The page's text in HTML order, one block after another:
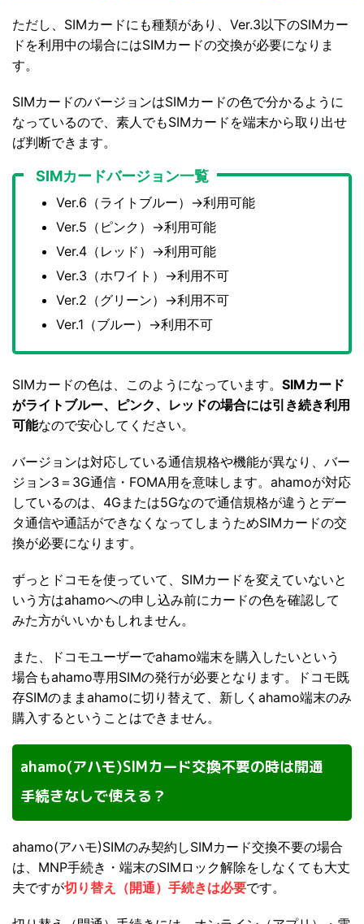
ただし、SIMカードにも種類があり、Ver.3以下のSIMカー
ドを利用中の場合にはSIMカードの交換が必要になりま
す。
SIMカードのバージョンはSIMカードの色で分かるように
なっているので、素人でもSIMカードを端末から取り出せ
ば判断できます。
SIMカードバージョン一覧
Ver.6（ライトブルー）→利用可能
Ver.5（ピンク）→利用可能
Ver.4（レッド）→利用可能
Ver.3（ホワイト）→利用不可
Ver.2（グリーン）→利用不可
Ver.1（ブルー）→利用不可
SIMカードの色は、このようになっています。 SIMカード
がライトブルー、ピンク、レッドの場合には引き続き利用
可能なので安心してください。
バージョンは対応している通信規格や機能が異なり、バー
ジョン3＝3G通信・FOMA用を意味します。ahamoが対応
しているのは、4Gまたは5Gなので通信規格が違うとデー
タ通信や通話ができなくなってしまうためSIMカードの交
換が必要になります。
ずっとドコモを使っていて、SIMカードを変えていないと
いう方はahamoへの申し込み前にカードの色を確認して
みた方がいいかもしれません。
また、ドコモユーザーでahamo端末を購入したいという
場合もahamo専用SIMの発行が必要となります。ドコモ既
存SIMのままahamoに切り替えて、新しくahamo端末のみ
購入するということはできません。
ahamo(アハモ)SIMカード交換不要の時は開通
手続きなしで使える？
ahamo(アハモ)SIMのみ契約しSIMカード交換不要の場合
は、MNP手続き・端末のSIMロック解除をしなくても大丈
夫ですが切り替え（開通）手続きは必要です。